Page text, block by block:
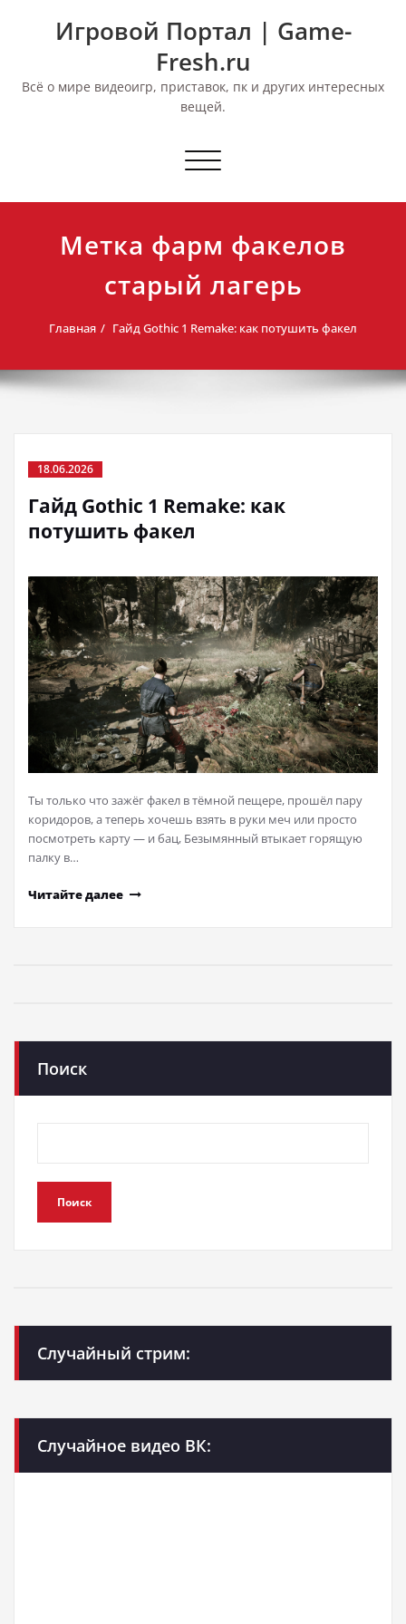
Игровой Портал | Game-
Fresh.ru
Всё о мире видеоигр, приставок, пк и других интересных
вещей.
Переключить
Метка фарм факелов
старый лагерь
Главная Гайд Gothic 1 Remake: как потушить факел
18.06.2026
Гайд Gothic 1 Remake: как
потушить факел
Ты только что зажёг факел в тёмной пещере, прошёл пару
коридоров, а теперь хочешь взять в руки меч или просто
посмотреть карту — и бац, Безымянный втыкает горящую
палку в…
Читайте далее
Поиск
Поиск
Случайный стрим:
Случайное видео ВК: